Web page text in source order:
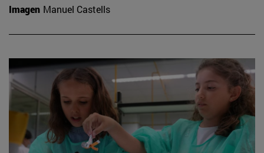
Imagen Manuel Castells